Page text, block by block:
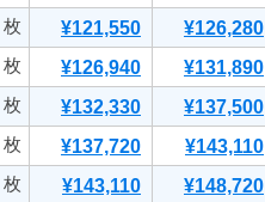
枚 ¥121,550 ¥126,280
枚 ¥126,940 ¥131,890
枚 ¥132,330 ¥137,500
枚 ¥137,720 ¥143,110
枚 ¥143,110 ¥148,720